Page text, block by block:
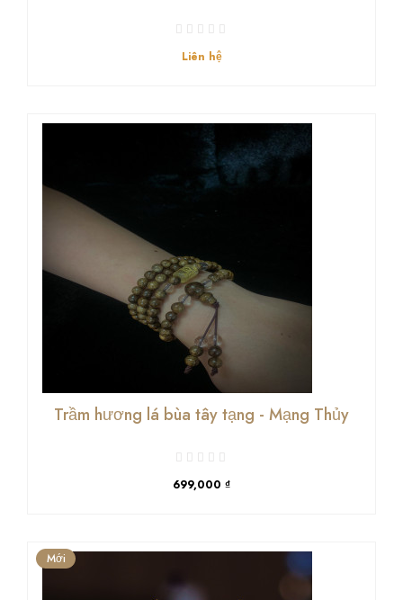
Liên hệ
Trầm hương lá bùa tây tạng - Mạng Thủy
699,000 ₫
Mới